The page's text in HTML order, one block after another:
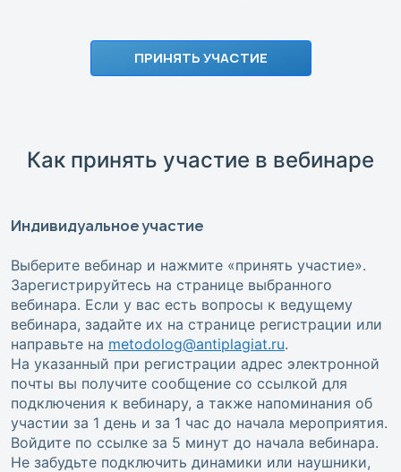
ПРИНЯТЬ УЧАСТИЕ
Как принять участие в вебинаре
Индивидуальное участие
Выберите вебинар и нажмите «принять участие».
Зарегистрируйтесь на странице выбранного
вебинара. Если у вас есть вопросы к ведущему
вебинара, задайте их на странице регистрации или
направьте на metodolog@antiplagiat.ru.
На указанный при регистрации адрес электронной
почты вы получите сообщение со ссылкой для
подключения к вебинару, а также напоминания об
участии за 1 день и за 1 час до начала мероприятия.
Войдите по ссылке за 5 минут до начала вебинара.
Не забудьте подключить динамики или наушники,